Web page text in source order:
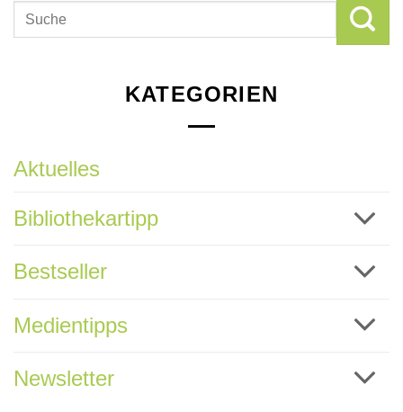
KATEGORIEN
Aktuelles
Bibliothekartipp
Bestseller
Medientipps
Newsletter